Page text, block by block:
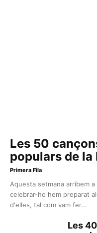
Les 50
populars de la
Primera Fila
Aquesta setmana arribem
celebrar-ho hem preparat
d'elles, tal com vam fer...
Les